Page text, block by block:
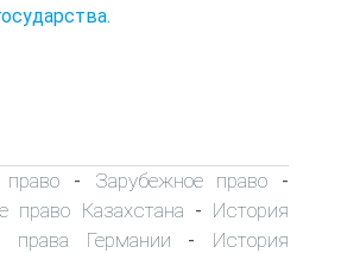
право - Зарубежное право -
право Казахстана - История
права Германии - История